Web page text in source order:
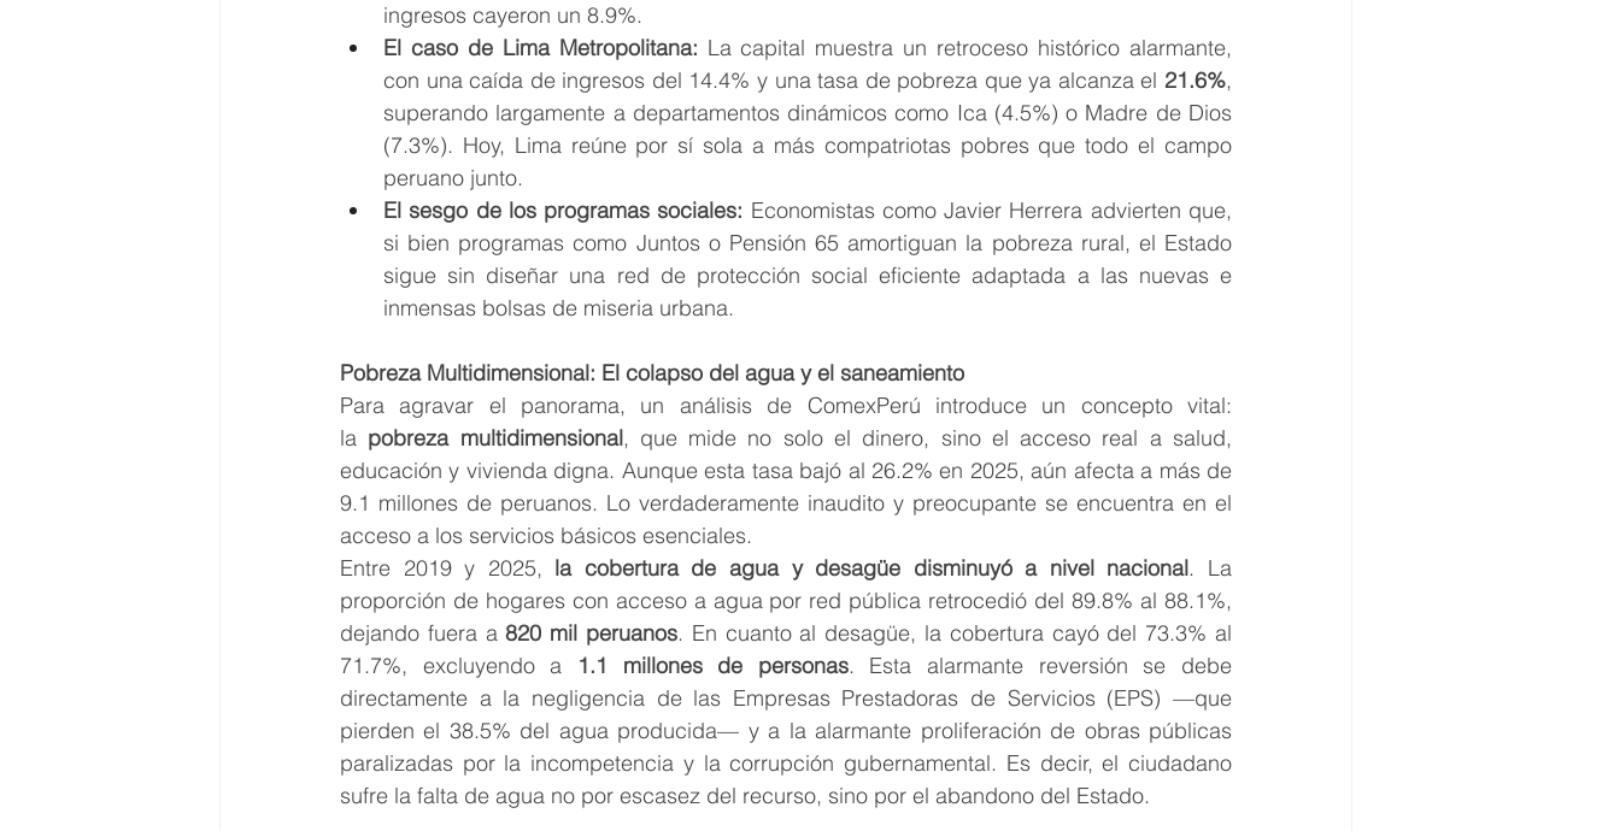
ingresos cayeron un 8.9%.
El caso de Lima Metropolitana: La capital muestra un retroceso histórico alarmante,
con una caída de ingresos del 14.4% y una tasa de pobreza que ya alcanza el 21.6%,
superando largamente a departamentos dinámicos como Ica (4.5%) o Madre de Dios
(7.3%). Hoy, Lima reúne por sí sola a más compatriotas pobres que todo el campo
peruano junto.
El sesgo de los programas sociales: Economistas como Javier Herrera advierten que,
si bien programas como Juntos o Pensión 65 amortiguan la pobreza rural, el Estado
sigue sin diseñar una red de protección social eficiente adaptada a las nuevas e
inmensas bolsas de miseria urbana.
Pobreza Multidimensional: El colapso del agua y el saneamiento
Para agravar el panorama, un análisis de ComexPerú introduce un concepto vital:
la pobreza multidimensional, que mide no solo el dinero, sino el acceso real a salud,
educación y vivienda digna. Aunque esta tasa bajó al 26.2% en 2025, aún afecta a más de
9.1 millones de peruanos. Lo verdaderamente inaudito y preocupante se encuentra en el
acceso a los servicios básicos esenciales.
Entre 2019 y 2025, la cobertura de agua y desagüe disminuyó a nivel nacional. La
proporción de hogares con acceso a agua por red pública retrocedió del 89.8% al 88.1%,
dejando fuera a 820 mil peruanos. En cuanto al desagüe, la cobertura cayó del 73.3% al
71.7%, excluyendo a 1.1 millones de personas. Esta alarmante reversión se debe
directamente a la negligencia de las Empresas Prestadoras de Servicios (EPS) —que
pierden el 38.5% del agua producida— y a la alarmante proliferación de obras públicas
paralizadas por la incompetencia y la corrupción gubernamental. Es decir, el ciudadano
sufre la falta de agua no por escasez del recurso, sino por el abandono del Estado.